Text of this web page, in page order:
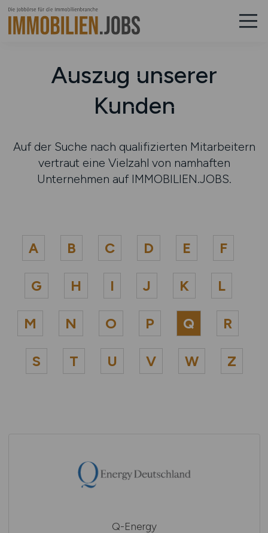
Auszug unserer
Kunden
Auf der Suche nach qualifizierten Mitarbeitern
vertraut eine Vielzahl von namhaften
Unternehmen auf IMMOBILIEN.JOBS.
A B C D E F
G H I J K L
M N O P Q R
S T U V W Z
Q-Energy